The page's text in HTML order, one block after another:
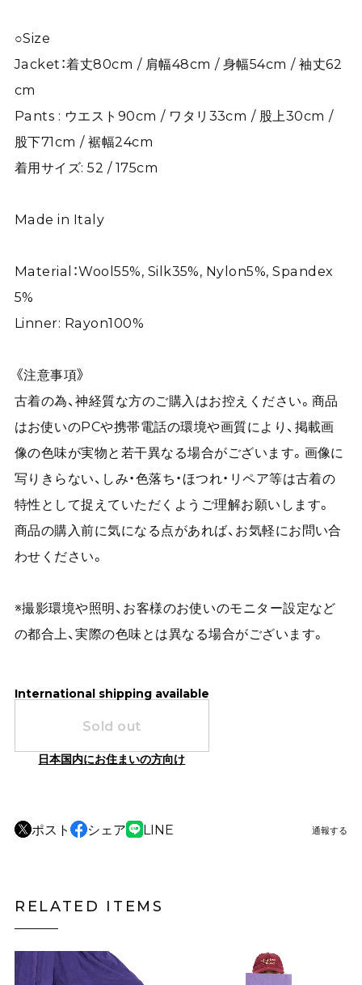
○Size
Jacket：着丈80cm / 肩幅48cm / 身幅54cm / 袖丈62
cm
Pants : ウエスト90cm / ワタリ33cm / 股上30cm /
股下71cm / 裾幅24cm
着用サイズ: 52 / 175cm
Made in Italy
Material：Wool55%, Silk35%, Nylon5%, Spandex
5%
Linner: Rayon100%
《注意事項》
古着の為、神経質な方のご購入はお控えください。商品
はお使いのPCや携帯電話の環境や画質により、掲載画
像の色味が実物と若干異なる場合がございます。画像に
写りきらない、しみ・色落ち・ほつれ・リペア等は古着の
特性として捉えていただくようご理解お願いします。
商品の購入前に気になる点があれば、お気軽にお問い合
わせください。
※撮影環境や照明、お客様のお使いのモニター設定など
の都合上、実際の色味とは異なる場合がございます。
International shipping available
Sold out
日本国内にお住まいの方向け
ポスト シェア LINE 通報する
RELATED ITEMS